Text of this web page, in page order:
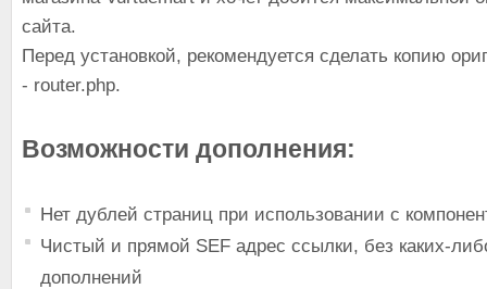
сайта.
Перед установкой, рекомендуется сделать копию
- router.php.
Возможности дополнения:
Нет дублей страниц при использовании с
Чистый и прямой SEF адрес ссылки, без каких-
дополнений